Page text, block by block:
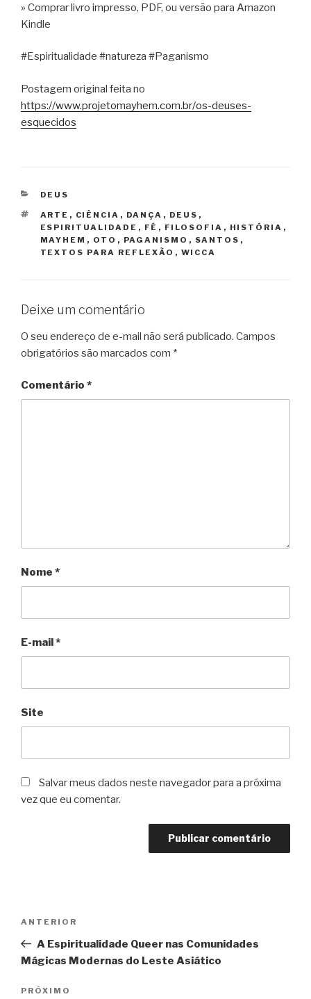
» Comprar livro impresso, PDF, ou versão para Amazon
Kindle
#Espiritualidade #natureza #Paganismo
Postagem original feita no
https://www.projetomayhem.com.br/os-deuses-
esquecidos
CATEGORIAS
DEUS
TAGS
ARTE , CIÊNCIA , DANÇA , DEUS ,
ESPIRITUALIDADE , FÉ , FILOSOFIA , HISTÓRIA ,
MAYHEM , OTO , PAGANISMO , SANTOS ,
TEXTOS PARA REFLEXÃO , WICCA
Deixe um comentário
O seu endereço de e-mail não será publicado. Campos
obrigatórios são marcados com *
Comentário *
Nome *
E-mail*
Site
Salvar meus dados neste navegador para a próxima
vez que eu comentar.
Post
Post
anterior
ANTERIOR
A Espiritualidade Queer nas Comunidades
Mágicas Modernas do Leste Asiático
Próximo
PRÓXIMO